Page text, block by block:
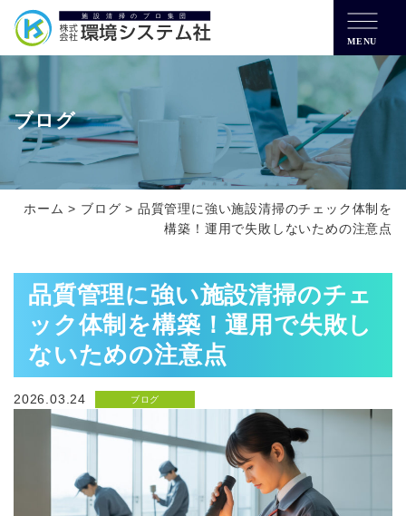
MENU
ブログ
ホーム > ブログ > 品質管理に強い施設清掃のチェック体制を
構築！運用で失敗しないための注意点
品質管理に強い施設清掃のチェ
ック体制を構築！運用で失敗し
ないための注意点
2026.03.24 ブログ